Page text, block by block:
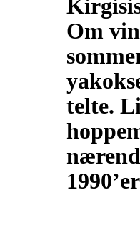
Om
telte.